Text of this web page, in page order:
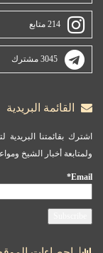
214 متابع
3045 مشترك
القائمة البريدية
اشترك بقائمتنا
ولمتابعة أخبار الشيخ
Email*